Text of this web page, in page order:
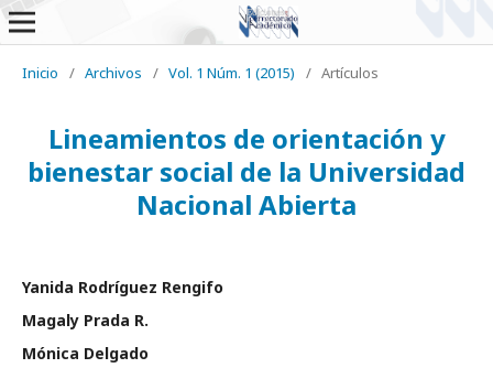
Inicio / Archivos / Vol. 1 Núm. 1 (2015) / Artículos
Lineamientos de orientación y
bienestar social de la Universidad
Nacional Abierta
Yanida Rodríguez Rengifo
Magaly Prada R.
Mónica Delgado